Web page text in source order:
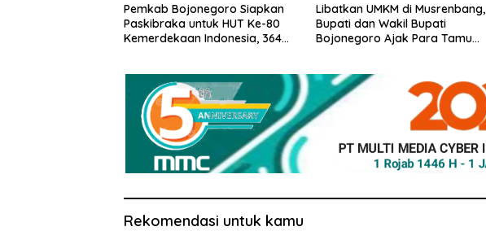
Pemkab Bojonegoro Siapkan
Paskibraka untuk HUT Ke-80
Kemerdekaan Indonesia, 364
Libatkan UMKM di Musrenbang,
Bupati dan Wakil Bupati
Bojonegoro Ajak Para Tamu
Rekomendasi untuk kamu